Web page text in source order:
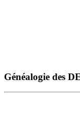
Généalogie des